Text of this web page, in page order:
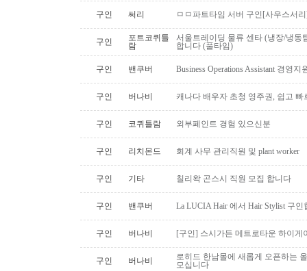
구인 써리 ㅁㅁ파트타임 서버 구인[사우스서
구인
포트코퀴틀
람
서울트레이딩 물류 센타 (냉장/냉동
합니다 (풀타임)
구인 밴쿠버 Business Operations Assistant 경영
구인 버나비 캐나다 배우자 초청 영주권, 쉽고 빠
구인 코퀴틀람 외부페인트 경험 있으신분
구인 리치몬드 회계 사무 관리직원 및 plant worker
구인 기타 칠리왁 곤스시 직원 모집 합니다
구인 밴쿠버 La LUCIA Hair 에서 Hair Stylist 구인
구인 버나비 [구인] 스시가든 메트로타운 하이게
구인 버나비
로히드 한남몰에 새롭게 오픈하는
모십니다